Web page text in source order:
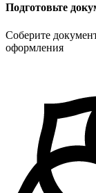
Подготовьте
Соберите
оформления